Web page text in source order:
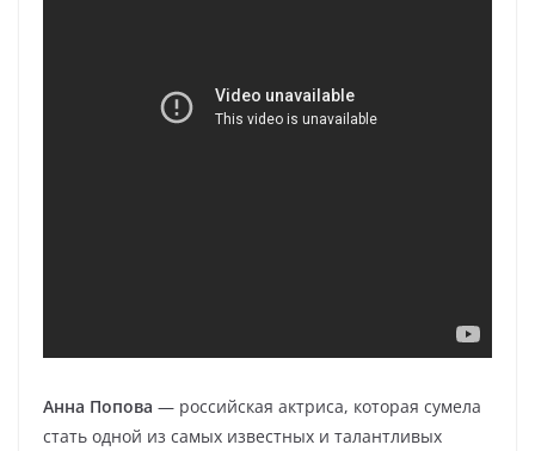
Анна Попова — российская актриса, которая сумела
стать одной из самых известных и талантливых